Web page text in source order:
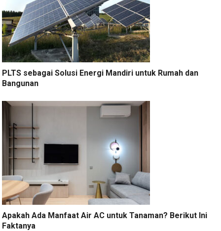
PLTS sebagai Solusi Energi Mandiri untuk Rumah dan
Bangunan
Apakah Ada Manfaat Air AC untuk Tanaman? Berikut Ini
Faktanya